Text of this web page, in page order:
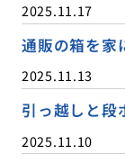
2025.11.17
通販の箱を家
2025.11.13
引っ越しと段
2025.11.10